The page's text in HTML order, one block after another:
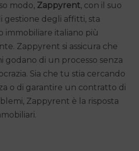
modo, Zappyrent, con il suo
gestione degli affitti, sta
immobiliare italiano più
Zappyrent si assicura che
godano di un processo senza
Sia che tu stia cercando
o di garantire un contratto di
Zappyrent è la risposta